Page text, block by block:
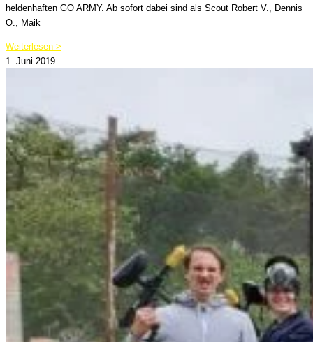
heldenhaften GO ARMY. Ab sofort dabei sind als Scout Robert V., Dennis
O., Maik
Weiterlesen >
1. Juni 2019